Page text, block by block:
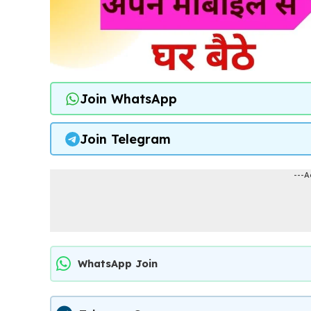
Join WhatsApp
Join Telegram
---
WhatsApp Join